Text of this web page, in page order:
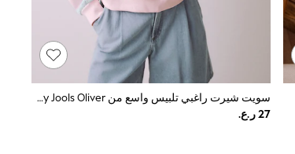
سويت شيرت راغبي تلبيس واسع من Little Bird By Jools Oliver